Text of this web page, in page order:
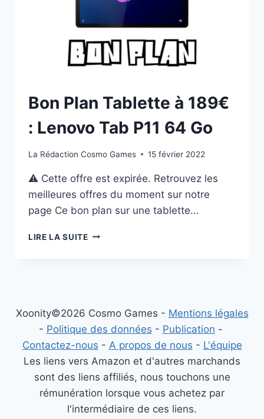
À
LA
FNAC
Bon Plan Tablette à 189€
: Lenovo Tab P11 64 Go
La Rédaction Cosmo Games 15 février 2022
⚠️ Cette offre est expirée. Retrouvez les
meilleures offres du moment sur notre
page Ce bon plan sur une tablette…
LIRE LA SUITEBON
LENOVO
P11
64
GO
Xoonity©2026 Cosmo Games - Mentions légales
- Politique des données - Publication -
Contactez-nous - A propos de nous - L'équipe
Les liens vers Amazon et d'autres marchands
sont des liens affiliés, nous touchons une
rémunération lorsque vous achetez par
l'intermédiaire de ces liens.